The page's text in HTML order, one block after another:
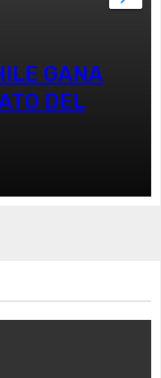
GANA
DEL